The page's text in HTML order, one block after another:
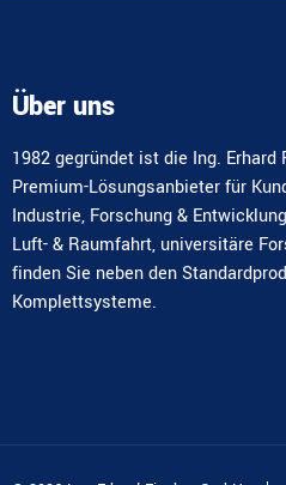
Über uns
1982 gegründet ist die Ing.
Premium-Lösungsanbieter für
Industrie, Forschung &
Luft- & Raumfahrt, universitäre
finden Sie neben den
Komplettsysteme.